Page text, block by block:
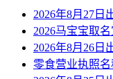
2026年8月27日
2026马宝宝取
2026年8月26日
零食营业执照